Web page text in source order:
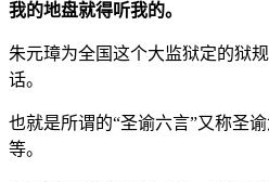
我的地盘就得听我的。
朱元璋为全国这个大监狱定的狱
话。
也就是所谓的“圣谕六言”又称圣
等。